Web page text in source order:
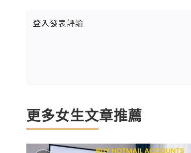
登入發表評論
更多女生文章推薦